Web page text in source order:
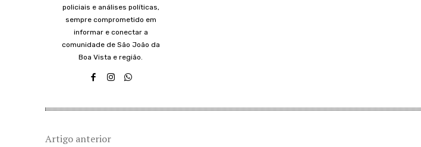
policiais e análises políticas,
sempre comprometido em
informar e conectar a
comunidade de São João da
Boa Vista e região.
Artigo anterior